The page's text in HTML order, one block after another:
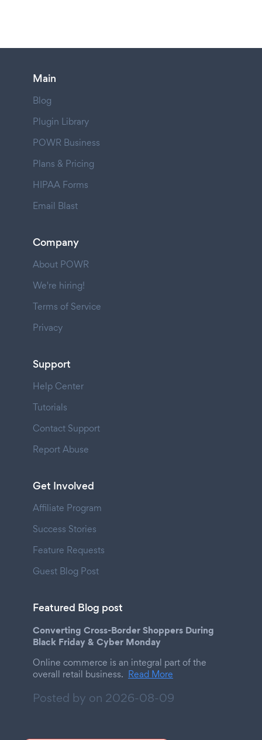
Main
Blog
Plugin Library
POWR Business
Plans & Pricing
HIPAA Forms
Email Blast
Company
About POWR
We're hiring!
Terms of Service
Privacy
Support
Help Center
Tutorials
Contact Support
Report Abuse
Get Involved
Affiliate Program
Success Stories
Feature Requests
Guest Blog Post
Featured Blog post
Converting Cross-Border Shoppers During
Black Friday & Cyber Monday
Online commerce is an integral part of the
overall retail business. Read More
Posted by on 2026-08-09